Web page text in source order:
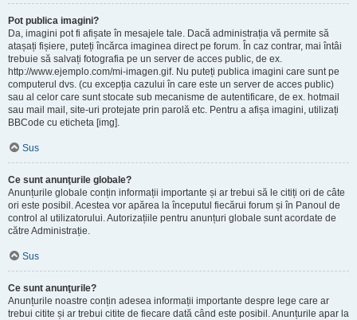
Pot publica imagini?
Da, imagini pot fi afișate în mesajele tale. Dacă administrația vă permite să
atașați fișiere, puteți încărca imaginea direct pe forum. În caz contrar, mai întâi
trebuie să salvați fotografia pe un server de acces public, de ex.
http://www.ejemplo.com/mi-imagen.gif. Nu puteți publica imagini care sunt pe
computerul dvs. (cu excepția cazului în care este un server de acces public)
sau al celor care sunt stocate sub mecanisme de autentificare, de ex. hotmail
sau mail mail, site-uri protejate prin parolă etc. Pentru a afișa imagini, utilizați
BBCode cu eticheta [img].
Sus
Ce sunt anunţurile globale?
Anunțurile globale conțin informații importante și ar trebui să le citiți ori de câte
ori este posibil. Acestea vor apărea la începutul fiecărui forum și în Panoul de
control al utilizatorului. Autorizațiile pentru anunțuri globale sunt acordate de
către Administrație.
Sus
Ce sunt anunţurile?
Anunțurile noastre conțin adesea informații importante despre lege care ar
trebui citite și ar trebui citite de fiecare dată când este posibil. Anunțurile apar la